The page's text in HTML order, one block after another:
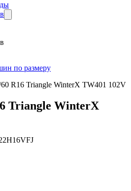
по размеру
R16 Triangle WinterX TW401 102V
Triangle WinterX